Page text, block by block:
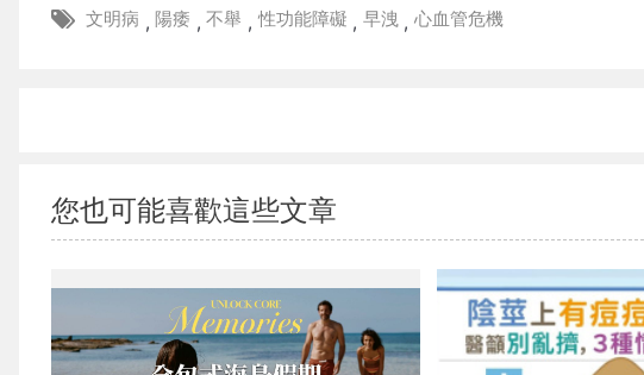
文明病 , 陽痿 , 不舉 , 性功能障礙 , 早洩 , 心血管危機
您也可能喜歡這些文章